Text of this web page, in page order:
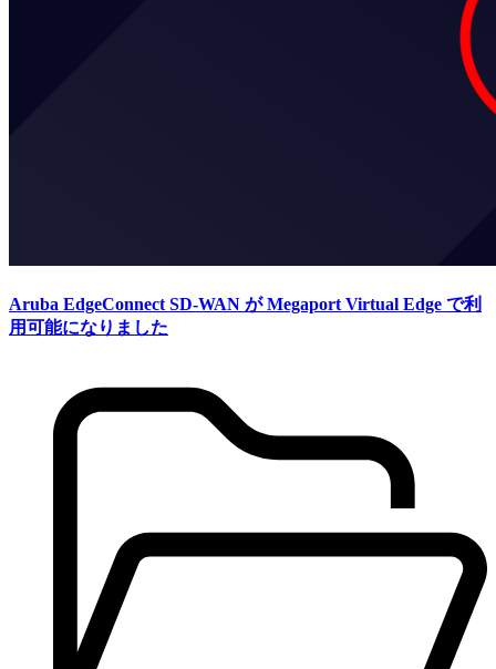
Aruba EdgeConnect SD-WAN が Megaport Virtual Edge で利
用可能になりました